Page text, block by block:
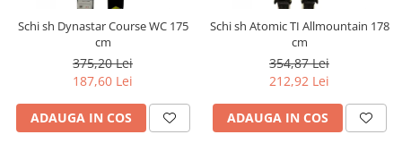
Schi sh Dynastar Course WC 175
cm
375,20 Lei
187,60 Lei
ADAUGA IN COS
Schi sh Atomic TI Allmountain 178
cm
354,87 Lei
212,92 Lei
ADAUGA IN COS